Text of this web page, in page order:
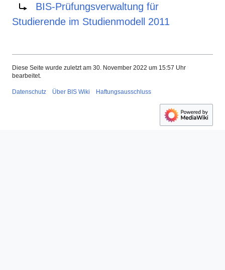
BIS-Prüfungsverwaltung für
Studierende im Studienmodell 2011
Diese Seite wurde zuletzt am 30. November 2022 um 15:57 Uhr
bearbeitet.
Datenschutz Über BIS Wiki Haftungsausschluss